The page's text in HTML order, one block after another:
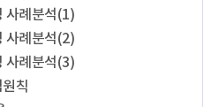
사례분석(1)
사례분석(2)
사례분석(3)
칙